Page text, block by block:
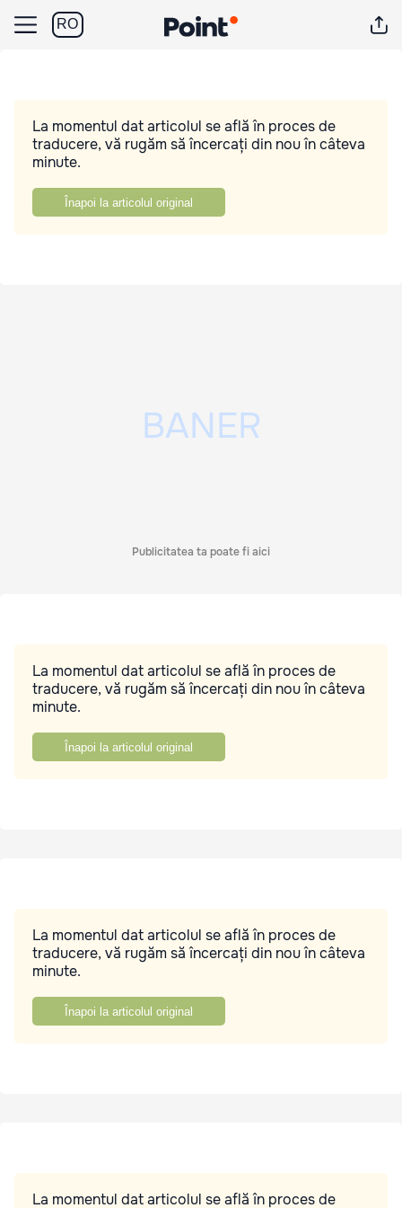
RO
La momentul dat articolul se află în proces de
traducere, vă rugăm să încercați din nou în câteva
minute.
Înapoi la articolul original
Publicitatea ta poate fi aici
La momentul dat articolul se află în proces de
traducere, vă rugăm să încercați din nou în câteva
minute.
Înapoi la articolul original
La momentul dat articolul se află în proces de
traducere, vă rugăm să încercați din nou în câteva
minute.
Înapoi la articolul original
La momentul dat articolul se află în proces de